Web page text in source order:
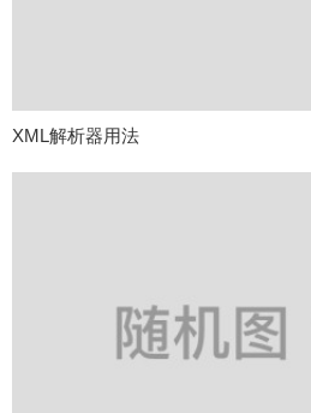
XML解析器用法